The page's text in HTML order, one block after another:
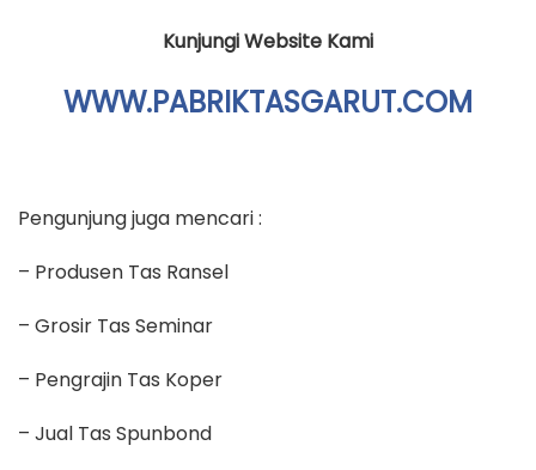
Kunjungi Website Kami
WWW.PABRIKTASGARUT.COM
Pengunjung juga mencari :
– Produsen Tas Ransel
– Grosir Tas Seminar
– Pengrajin Tas Koper
– Jual Tas Spunbond